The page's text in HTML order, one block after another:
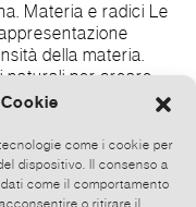
come i cookie per
dispositivo. Il consenso a
come il comportamento
o ritirare il
della materia.
naturali per creare
diventa un mezzo
dell’isola di
ma un invito a